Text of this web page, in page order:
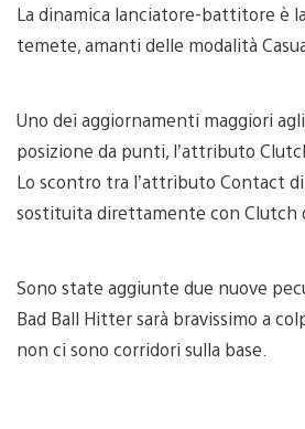
La dinamica lanciatore-battitore è
temete, amanti delle modalità
Uno dei aggiornamenti maggiori
posizione da punti, l’attributo
Lo scontro tra l’attributo Contact
sostituita direttamente con Clutch
Sono state aggiunte due nuove
Bad Ball Hitter sarà bravissimo a
non ci sono corridori sulla base.